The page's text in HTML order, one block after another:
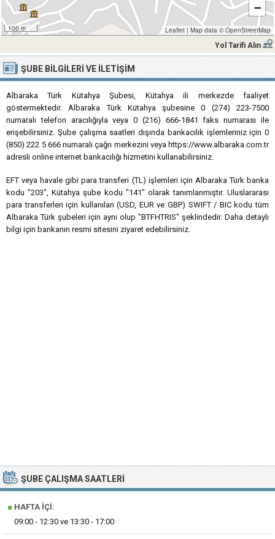
100 m
−
Leaflet | Map data © OpenStreetMap
Yol Tarifi Alın
ŞUBE BILGILERI VE İLETIŞIM
Albaraka Türk Kütahya Şubesi, Kütahya ili merkezde faaliyet
göstermektedir. Albaraka Türk Kütahya şubesine 0 (274) 223-7500
numaralı telefon aracılığıyla veya 0 (216) 666-1841 faks numarası ile
erişebilirsiniz. Şube çalışma saatleri dışında bankacılık işlemleriniz için 0
(850) 222 5 666 numaralı çağrı merkezini veya https://www.albaraka.com.tr
adresli online internet bankacılığı hizmetini kullanabilirsiniz.
EFT veya havale gibi para transferi (TL) işlemleri için Albaraka Türk banka
kodu "203", Kütahya şube kodu "141" olarak tanımlanmıştır. Uluslararası
para transferleri için kullanılan (USD, EUR ve GBP) SWIFT / BIC kodu tüm
Albaraka Türk şubeleri için aynı olup "BTFHTRIS" şeklindedir. Daha detaylı
bilgi için bankanın resmi sitesini ziyaret edebilirsiniz.
ŞUBE ÇALIŞMA SAATLERI
■ HAFTA İÇI:
09:00 - 12:30 ve 13:30 - 17:00